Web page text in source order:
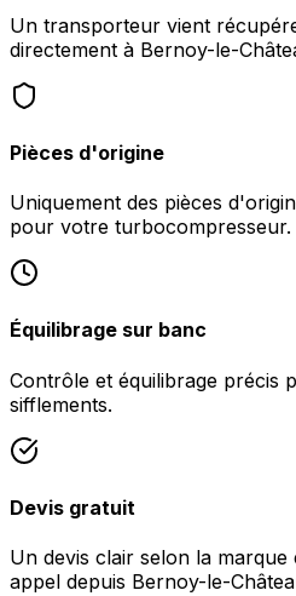
Un transporteur vient
directement à Bernoy-le-
Pièces d'origine
Uniquement des pièces
pour votre turbocompresseur.
Équilibrage sur banc
Contrôle et équilibrage précis
sifflements.
Devis gratuit
Un devis clair selon la
appel depuis Bernoy-le-